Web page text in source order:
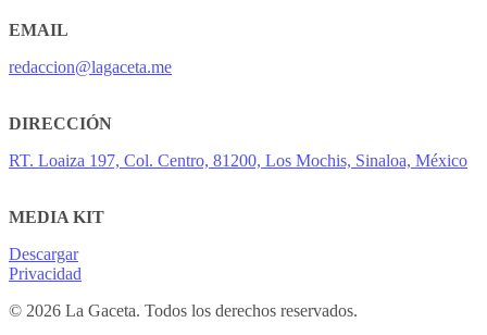
EMAIL
redaccion@lagaceta.me
DIRECCIÓN
RT. Loaiza 197, Col. Centro, 81200, Los Mochis, Sinaloa, México
MEDIA KIT
Descargar
Privacidad
© 2026 La Gaceta. Todos los derechos reservados.